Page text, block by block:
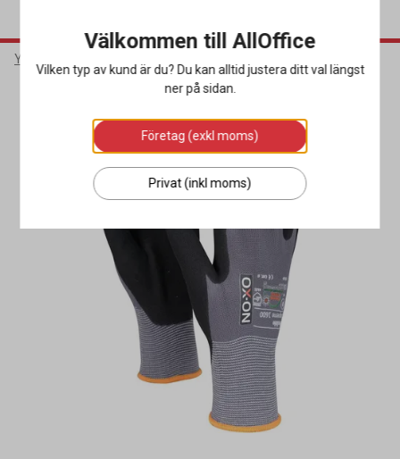
Yrkeskläder & Skydd
Miljöval
Välkommen till AllOffice
Vilken typ av kund är du? Du kan alltid justera ditt val längst
ner på sidan.
Företag (exkl moms)
Privat (inkl moms)